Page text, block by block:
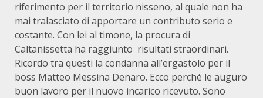
riferimento per il territorio nisseno, al quale non ha
mai tralasciato di apportare un contributo serio e
costante. Con lei al timone, la procura di
Caltanissetta ha raggiunto risultati straordinari.
Ricordo tra questi la condanna all’ergastolo per il
boss Matteo Messina Denaro. Ecco perché le auguro
buon lavoro per il nuovo incarico ricevuto. Sono